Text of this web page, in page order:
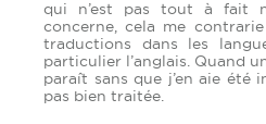
qui n’est pas tout à fait
concerne, cela me
traductions dans les
particulier l’anglais. Quand
paraît sans que j’en aie été
pas bien traitée.